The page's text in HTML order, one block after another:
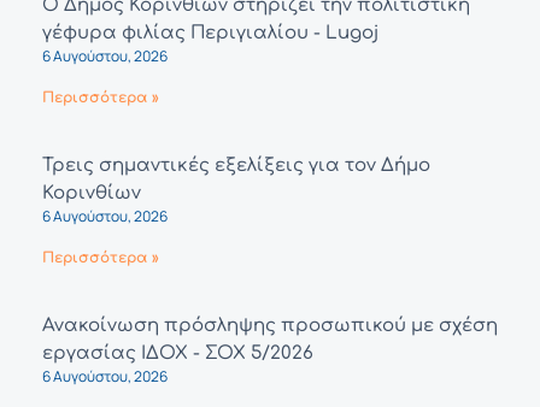
Ο Δήμος Κορινθίων στηρίζει την πολιτιστική
γέφυρα φιλίας Περιγιαλίου - Lugoj
6 Αυγούστου, 2026
Περισσότερα »
Τρεις σημαντικές εξελίξεις για τον Δήμο
Κορινθίων
6 Αυγούστου, 2026
Περισσότερα »
Ανακοίνωση πρόσληψης προσωπικού με σχέση
εργασίας ΙΔΟΧ - ΣΟΧ 5/2026
6 Αυγούστου, 2026